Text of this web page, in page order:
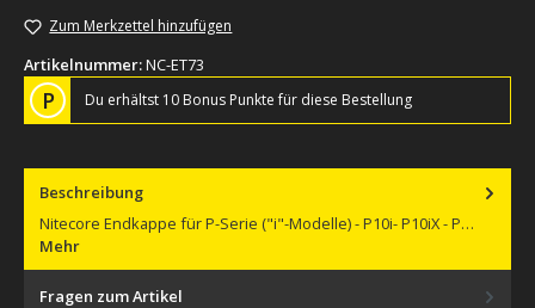
Zum Merkzettel hinzufügen
Artikelnummer:NC-ET73
P Du erhältst 10 Bonus Punkte für diese Bestellung
Beschreibung
Nitecore Endkappe für P-Serie ("i"-Modelle) - P10i- P10iX - P…
Mehr
Fragen zum Artikel